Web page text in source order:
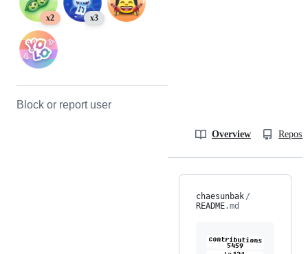
x2 x3
Block or report user
Overview
chaesunbak /
README.md